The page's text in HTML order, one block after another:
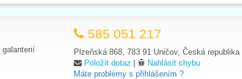
585 051 217
Plzeňská 868, 783 91 Uničov, Česká republika
Položit dotaz |
Nahlásit chybu
Máte problémy s přihlášením ?